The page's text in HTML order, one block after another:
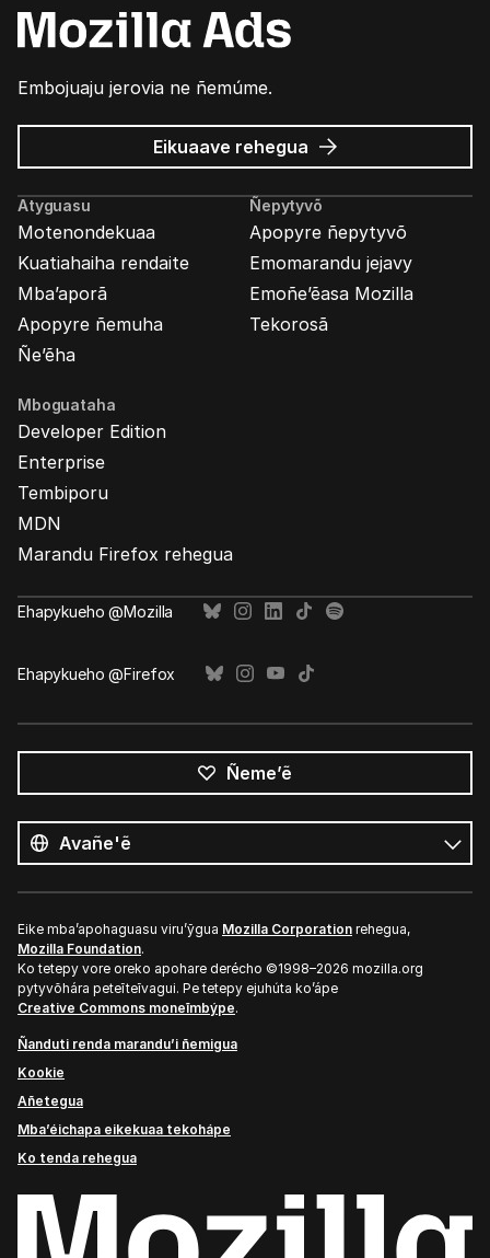
Embojuaju jerovia ne ñemúme.
Eikuaave Mozilla
marandu’i
rehegua
Atyguasu
Motenondekuaa
Kuatiahaiha rendaite
Mba’aporã
Apopyre ñemuha
Ñe’ẽha
Ñepytyvõ
Apopyre ñepytyvõ
Emomarandu jejavy
Emoñe’ẽasa Mozilla
Tekorosã
Mboguataha
Developer Edition
Enterprise
Tembiporu
MDN
Marandu Firefox rehegua
Ehapykueho @Mozilla
Ehapykueho @Firefox
Ñeme’ẽ
ñe’ẽ
Ñe’ẽ
Eike mba’apohaguasu viru’ỹgua Mozilla Corporation rehegua,
Mozilla Foundation.
Ko tetepy vore oreko apohare derécho ©1998–2026 mozilla.org
pytyvõhára peteĩteĩvagui. Pe tetepy ejuhúta ko’ápe
Creative Commons moneĩmbýpe.
Ñanduti renda marandu’i ñemigua
Kookie
Añetegua
Mba’éichapa eikekuaa tekohápe
Ko tenda rehegua